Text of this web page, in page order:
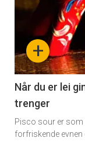
detail
section
11
Dagens
rett
+
Når du er lei
trenger
Pisco sour er som
forfriskende evnen